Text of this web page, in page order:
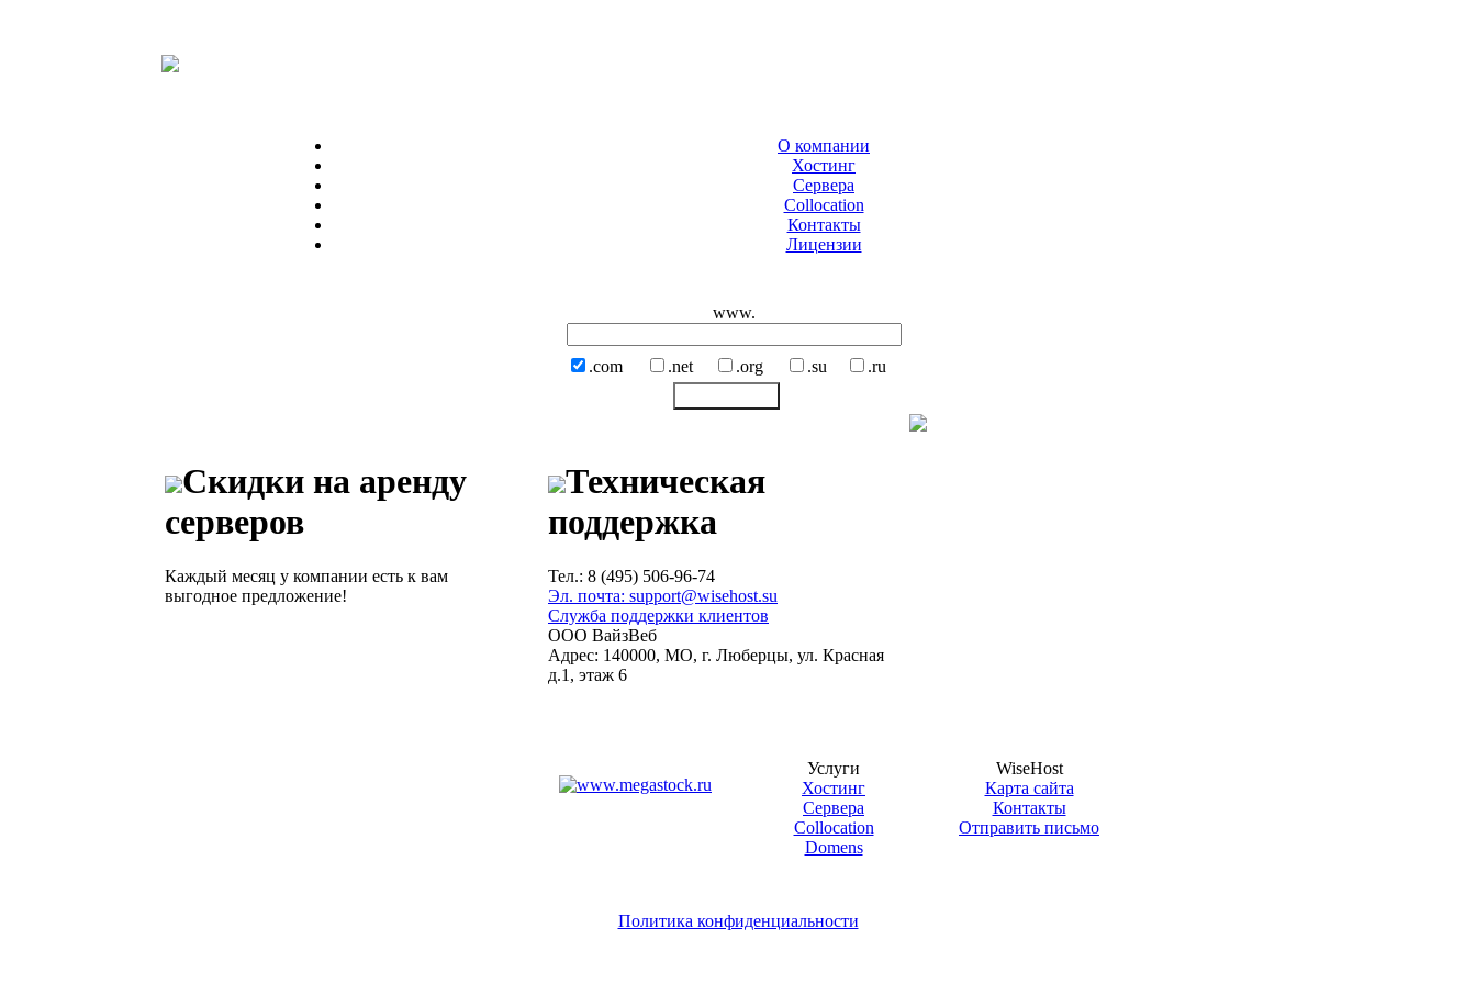
О компании
Хостинг
Сервера
Collocation
Контакты
Лицензии
www.
.com .net .org .su .ru
Скидки на аренду
серверов
Каждый месяц у компании есть к вам
выгодное предложение!
Техническая
поддержка
Тел.: 8 (495) 506-96-74
Эл. почта: support@wisehost.su
Служба поддержки клиентов
ООО ВайзВеб
Адрес: 140000, МО, г. Люберцы, ул. Красная
д.1, этаж 6
Услуги
Хостинг
Сервера
Collocation
Domens
WiseHost
Карта сайта
Контакты
Отправить письмо
Политика конфиденциальности